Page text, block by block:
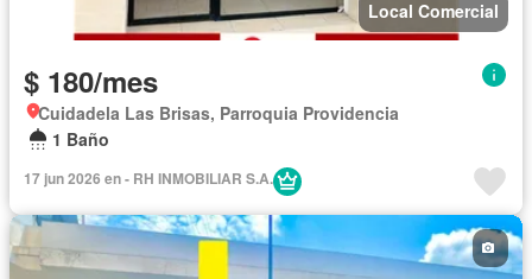
Local Comercial
$ 180/mes
Cuidadela Las Brisas, Parroquia Providencia
1 Baño
17 jun 2026 en - RH INMOBILIAR S.A.